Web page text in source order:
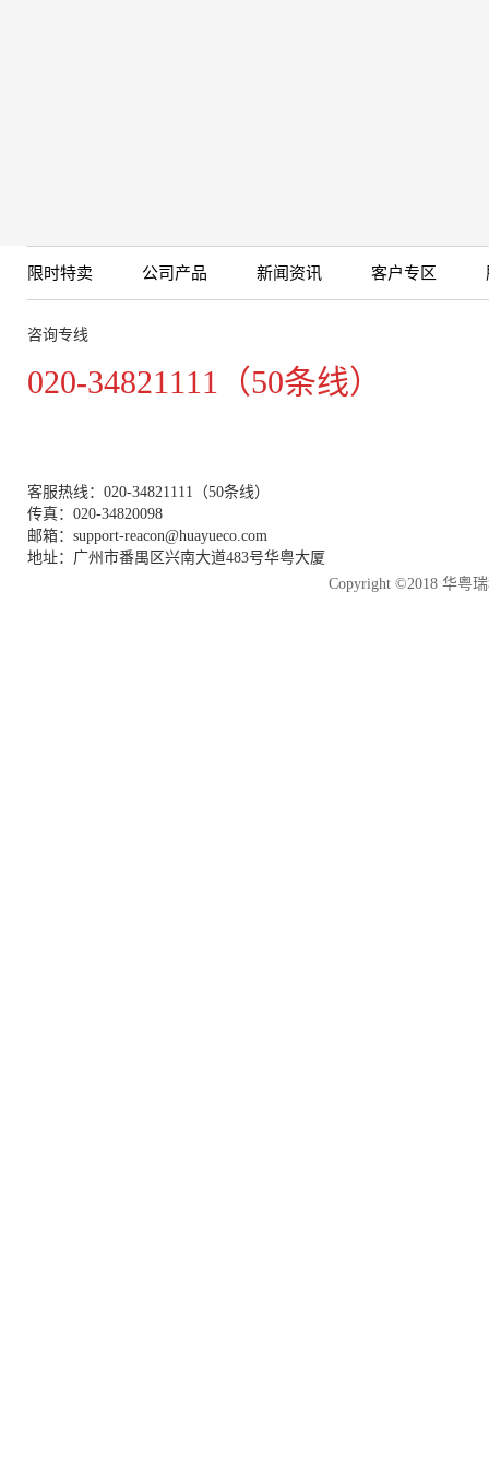
限时特卖 公司产品 新闻资讯 客户专区
咨询专线
020-34821111（50条线）
客服热线：020-34821111（50条线）
传真：020-34820098
邮箱：support-reacon@huayueco.com
地址：广州市番禺区兴南大道483号华粤大厦
Copyright ©2018 华粤